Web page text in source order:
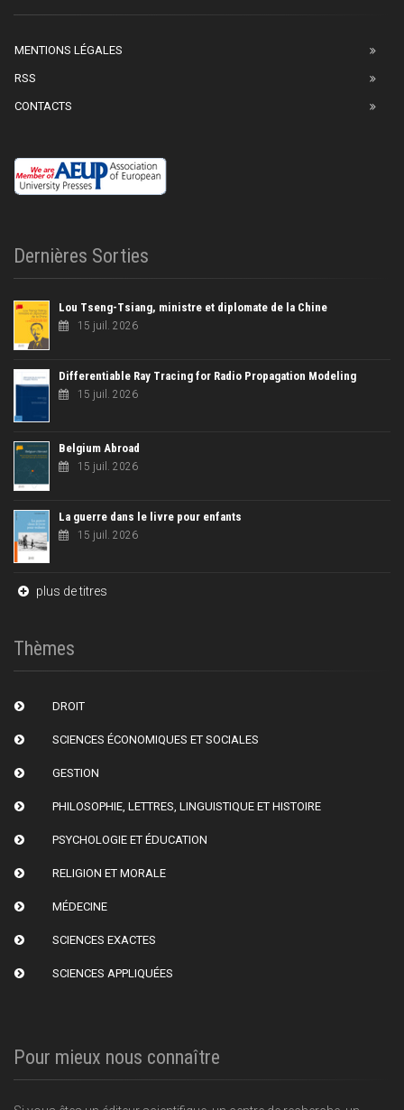
MENTIONS LÉGALES
RSS
CONTACTS
Dernières Sorties
Lou Tseng-Tsiang, ministre et diplomate de la Chine
15 juil. 2026
Differentiable Ray Tracing for Radio Propagation Modeling
15 juil. 2026
Belgium Abroad
15 juil. 2026
La guerre dans le livre pour enfants
15 juil. 2026
plus de titres
Thèmes
DROIT
SCIENCES ÉCONOMIQUES ET SOCIALES
GESTION
PHILOSOPHIE, LETTRES, LINGUISTIQUE ET HISTOIRE
PSYCHOLOGIE ET ÉDUCATION
RELIGION ET MORALE
MÉDECINE
SCIENCES EXACTES
SCIENCES APPLIQUÉES
Pour mieux nous connaître